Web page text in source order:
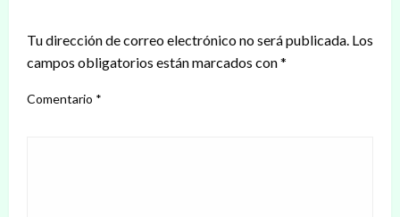
Tu dirección de correo electrónico no será publicada. Los
campos obligatorios están marcados con*
Comentario *